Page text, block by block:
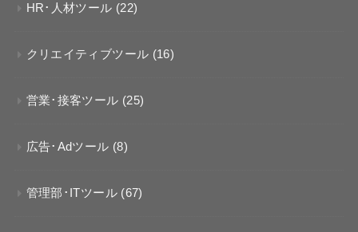
HR･人材ツール (22)
クリエイティブツール (16)
営業･接客ツール (25)
広告･Adツール (8)
管理部･ITツール (67)